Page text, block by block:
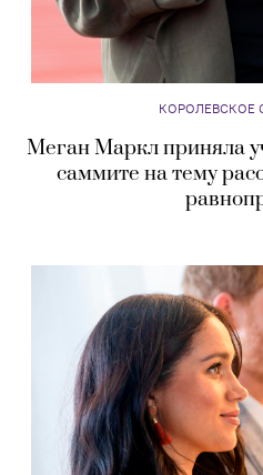
КОРОЛЕВСКОЕ
Меган Маркл приняла
саммите на тему